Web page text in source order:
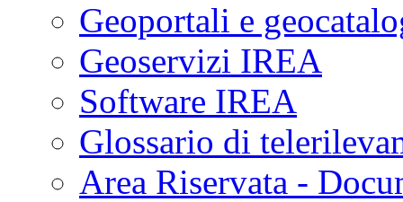
Geoportali e
Geoservizi IREA
Software IREA
Glossario di
Area Riservata -